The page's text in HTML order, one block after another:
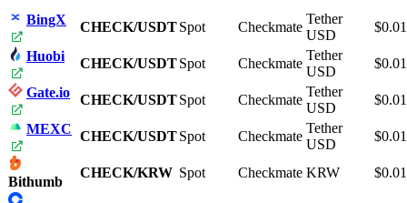
BingX
CHECK/USDTSpot Checkmate
Tether
USD
Huobi
CHECK/USDTSpot Checkmate
Tether
USD
Gate.io
CHECK/USDTSpot Checkmate
Tether
USD
MEXC CHECK/USDTSpot Checkmate
Tether
USD
Bithumb
CHECK/KRW Spot Checkmate KRW